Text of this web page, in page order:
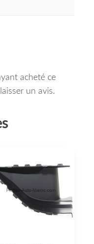
acheté ce
un avis.